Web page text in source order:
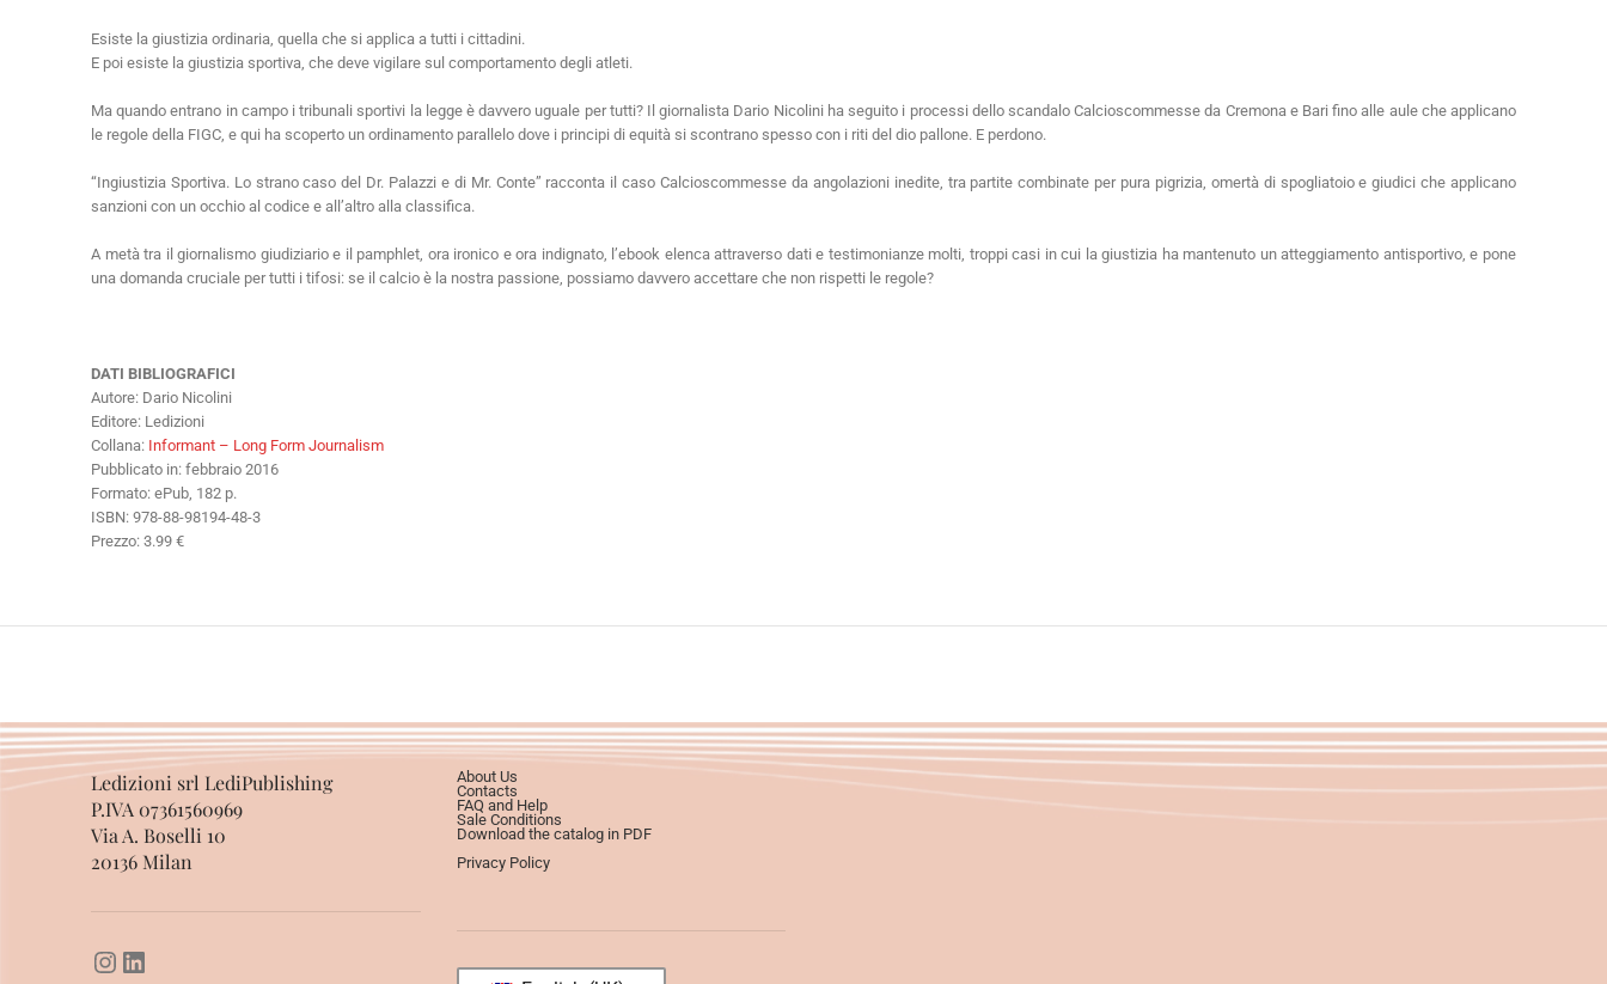
Esiste la giustizia ordinaria, quella che si applica a tutti i cittadini.
E poi esiste la giustizia sportiva, che deve vigilare sul comportamento degli atleti.
Ma quando entrano in campo i tribunali sportivi la legge è davvero uguale per tutti? Il giornalista Dario Nicolini ha seguito i processi dello scandalo Calcioscommesse da Cremona e Bari fino alle aule che applicano
le regole della FIGC, e qui ha scoperto un ordinamento parallelo dove i principi di equità si scontrano spesso con i riti del dio pallone. E perdono.
“Ingiustizia Sportiva. Lo strano caso del Dr. Palazzi e di Mr. Conte” racconta il caso Calcioscommesse da angolazioni inedite, tra partite combinate per pura pigrizia, omertà di spogliatoio e giudici che applicano
sanzioni con un occhio al codice e all’altro alla classifica.
A metà tra il giornalismo giudiziario e il pamphlet, ora ironico e ora indignato, l’ebook elenca attraverso dati e testimonianze molti, troppi casi in cui la giustizia ha mantenuto un atteggiamento antisportivo, e pone
una domanda cruciale per tutti i tifosi: se il calcio è la nostra passione, possiamo davvero accettare che non rispetti le regole?
DATI BIBLIOGRAFICI
Autore: Dario Nicolini
Editore: Ledizioni
Collana: Informant – Long Form Journalism
Pubblicato in: febbraio 2016
Formato: ePub, 182 p.
ISBN: 978-88-98194-48-3
Prezzo: 3.99 €
Ledizioni srl LediPublishing
P.IVA 07361560969
Via A. Boselli 10
20136 Milan
About Us
Contacts
FAQ and Help
Sale Conditions
Download the catalog in PDF
Privacy Policy